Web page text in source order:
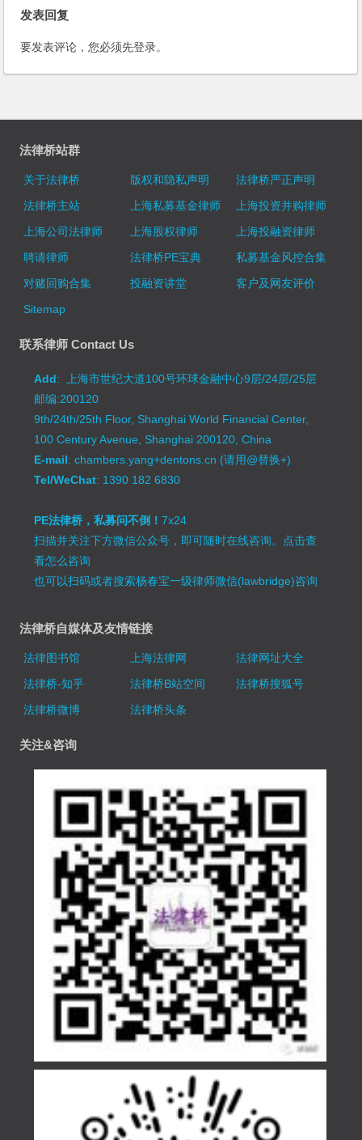
发表回复
要发表评论，您必须先登录。
法律桥站群
关于法律桥 版权和隐私声明
法律桥严正声明
法律桥主站
上海私募基金律师
上海投资并购律师
上海公司法律师
上海股权律师
上海投融资律师
聘请律师
法律桥PE宝典
私募基金风控合集
对赌回购合集
投融资讲堂
客户及网友评价
Sitemap
联系律师 Contact Us
Add: 上海市世纪大道100号环球金融中心9层/24层/25层
邮编:200120
9th/24th/25th Floor, Shanghai World Financial Center,
100 Century Avenue, Shanghai 200120, China
E-mail: chambers.yang+dentons.cn (请用@替换+)
Tel/WeChat: 1390 182 6830
PE法律桥，私募问不倒！7x24
扫描并关注下方微信公众号，即可随时在线咨询。 点击查
看怎么咨询
也可以扫码或者搜索杨春宝一级律师微信(lawbridge)咨询
法律桥自媒体及友情链接
法律图书馆 上海法律网
法律网址大全
法律桥-知乎
法律桥B站空间
法律桥搜狐号
法律桥微博
法律桥头条
关注&咨询